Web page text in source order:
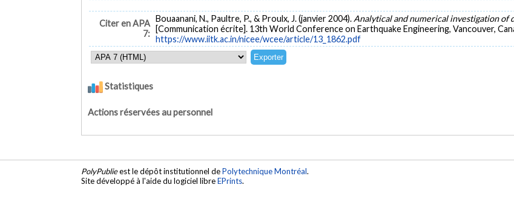
Citer en APA
7:
Bouaanani, N., Paultre, P., & Proulx, J. (janvier 2004). Analytical and numerical investigation of
[Communication écrite]. 13th World Conference on Earthquake Engineering, Vancouver,
https://www.iitk.ac.in/nicee/wcee/article/13_1862.pdf
Statistiques
Actions réservées au personnel
PolyPublieest le dépôt institutionnel dePolytechnique Montréal.
Site développé à l'aide du logiciel libreEPrints.